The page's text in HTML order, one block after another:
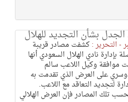
بشأن التجديد للهلال
- التحرير :كشفت مصادر قريبة
بإدارة نادي الهلال السعودي أنها
موافقة وكيل اللاعب سالم
على العرض الذي تقدمت به
لتجديد التعاقد مع اللاعب.
تلك المصادر فإن العرض الهلالي